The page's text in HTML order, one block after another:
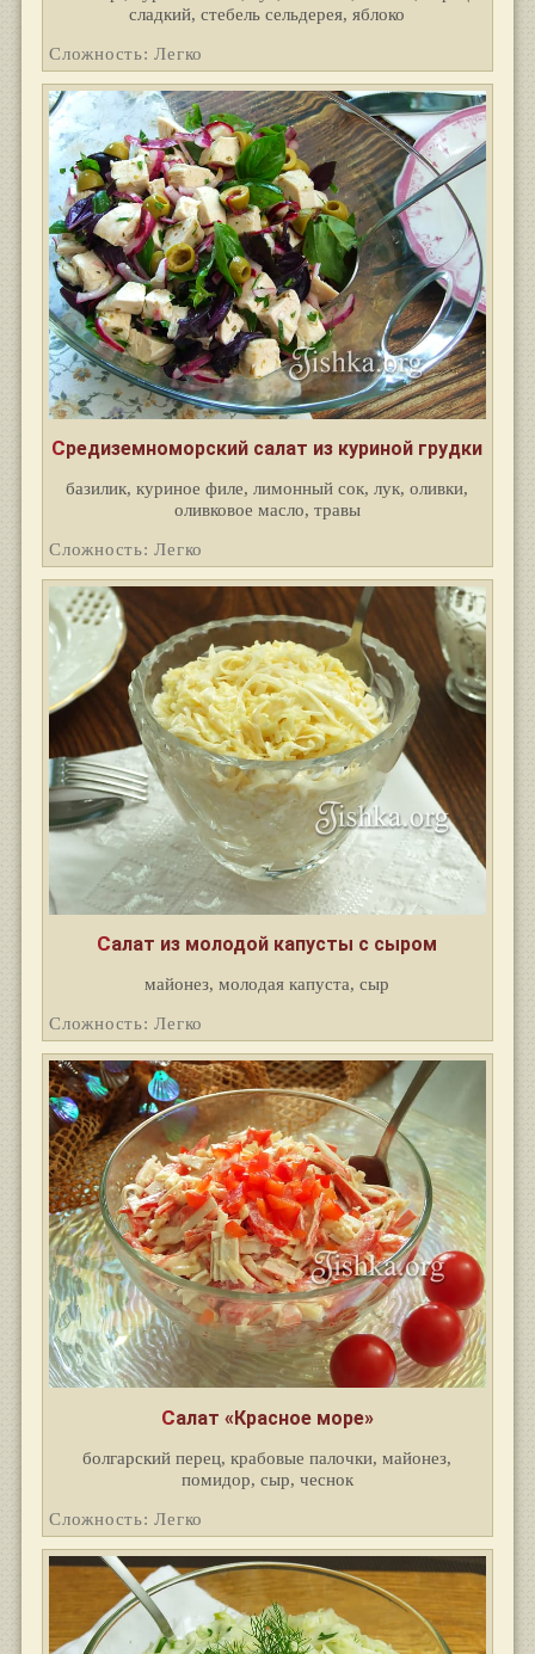
сладкий, стебель сельдерея, яблоко
Сложность: Легко
Средиземноморский салат из куриной грудки
базилик, куриное филе, лимонный сок, лук, оливки,
оливковое масло, травы
Сложность: Легко
Салат из молодой капусты с сыром
майонез, молодая капуста, сыр
Сложность: Легко
Салат «Красное море»
болгарский перец, крабовые палочки, майонез,
помидор, сыр, чеснок
Сложность: Легко